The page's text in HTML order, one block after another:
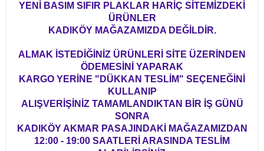
YENİ BASIM SIFIR PLAKLAR HARİÇ SİTEMİZDEKİ
ÜRÜNLER
KADIKÖY MAĞAZAMIZDA DEĞİLDİR.
ALMAK İSTEDİĞİNİZ ÜRÜNLERİ SİTE ÜZERİNDEN
ÖDEMESİNİ YAPARAK
KARGO YERİNE "DÜKKAN TESLİM" SEÇENEĞİNİ
KULLANIP
ALIŞVERİŞİNİZ TAMAMLANDIKTAN BİR İŞ GÜNÜ
SONRA
KADIKÖY AKMAR PASAJINDAKİ MAĞAZAMIZDAN
12:00 - 19:00 SAATLERİ ARASINDA TESLİM